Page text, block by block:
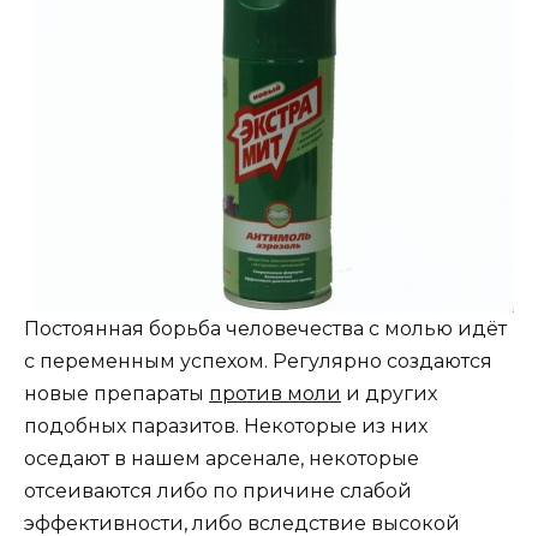
Постоянная борьба человечества с молью идёт
с переменным успехом. Регулярно создаются
новые препараты против моли и других
подобных паразитов. Некоторые из них
оседают в нашем арсенале, некоторые
отсеиваются либо по причине слабой
эффективности, либо вследствие высокой